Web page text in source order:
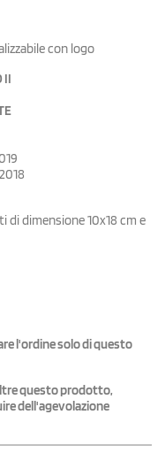
con logo
II
di dimensione 10x18 cm e
l'ordine solo di questo
questo prodotto,
dell'agevolazione